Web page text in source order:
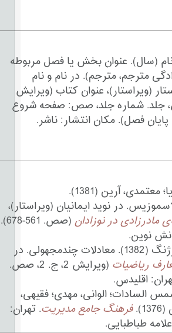
نام (سال). عنوان بخش یا فصل مربوطه
مترجم، مترجم). در نام و نام
(ویراستار)، عنوان کتاب (ویرایش
جلد. شماره جلد، صص: صفحه شروع
فصل). مکان انتشار: ناشر.
فریور، رویا؛ معتمدی، آرین (1381).
در نوید ایمانیان (ویراستار)،
مادرزادی در نوزادان
(صص. 561-678).
نوین.
در
ریاضیات
(ویرایش 2، ج. 2، صص.
السادات؛ الوانی، مهدی؛ فقیهی،
فرهنگ جامع مدیریت. تهران:
طباطبایی.